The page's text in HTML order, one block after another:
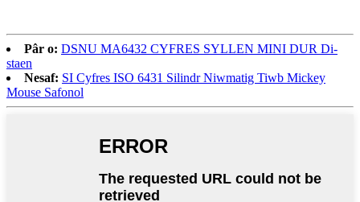
Pâr o: DSNU MA6432 CYFRES SYLLEN MINI DUR Di-
staen
Nesaf: SI Cyfres ISO 6431 Silindr Niwmatig Tiwb Mickey
Mouse Safonol